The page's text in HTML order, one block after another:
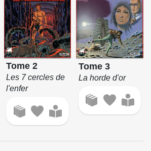
Tome 2
Les 7 cercles de
l'enfer
Tome 3
La horde d'or